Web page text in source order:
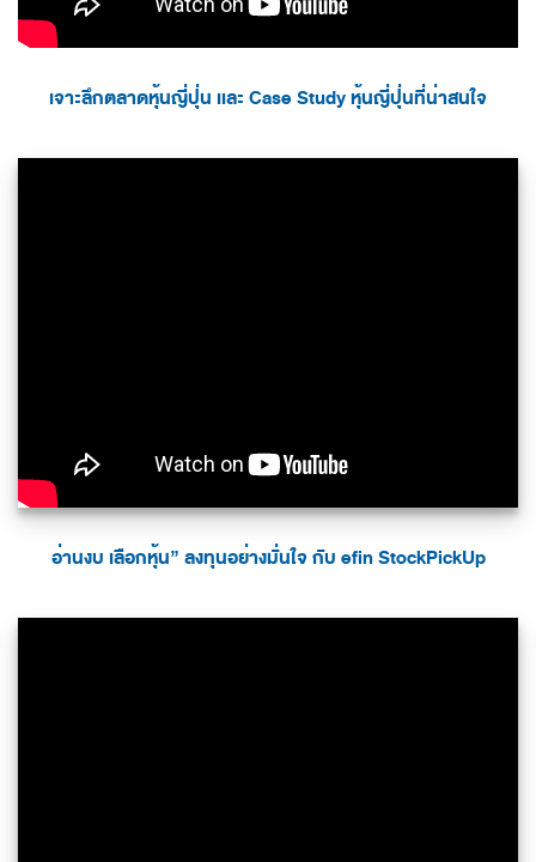
เจาะลึกตลาดหุ้นญี่ปุ่น เเละ Case Study หุ้นญี่ปุ่นที่น่าสนใจ
อ่านงบ เลือกหุ้น” ลงทุนอย่างมั่นใจ กับ efin StockPickUp